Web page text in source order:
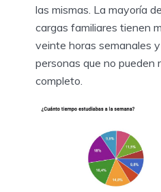
las mismas. La mayoría
cargas familiares tienen
veinte horas semanales
personas que no pueden
completo.